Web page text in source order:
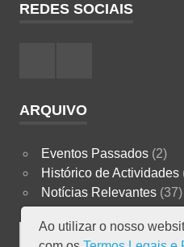
REDES SOCIAIS
ARQUIVO
Eventos Passados(2)
Histórico de Actividades
Notícias Relevantes(37)
Search
Ao utilizar o nosso